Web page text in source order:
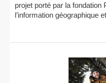
projet porté par la fondation
l’information géographique